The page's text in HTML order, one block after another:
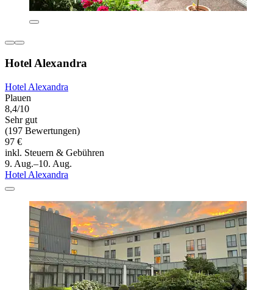
Hotel Alexandra
Hotel Alexandra
Plauen
8,4/10
Sehr gut
(197 Bewertungen)
97 €
inkl. Steuern & Gebühren
9. Aug.–10. Aug.
Hotel Alexandra